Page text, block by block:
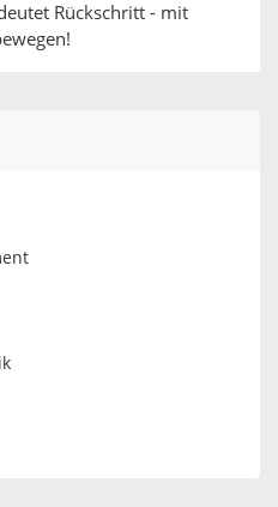
Rückschritt - mit